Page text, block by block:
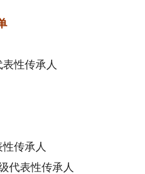
性传承人
传承人
代表性传承人